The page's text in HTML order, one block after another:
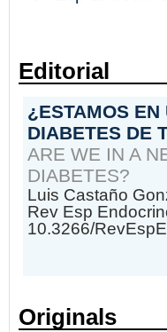
Editorial
¿ESTAMOS EN
DIABETES DE
ARE WE IN A
DIABETES?
Luis Castaño
Rev Esp
10.3266/
Originals